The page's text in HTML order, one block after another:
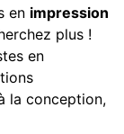
en impression
plus !
en
la conception,